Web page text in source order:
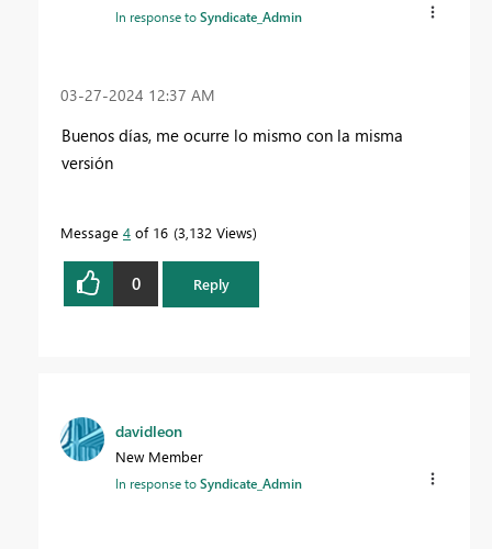
In response toSyndicate_Admin
‎03-27-2024 12:37 AM
Buenos días, me ocurre lo mismo con la misma
versión
Message 4 of 16 3,132 Views
0 Reply
davidleon
New Member
In response toSyndicate_Admin